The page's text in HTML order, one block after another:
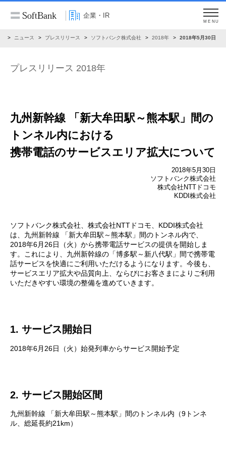
企業・IR
MENU
ニュース プレスリリース ソフトバンク株式会社 2018年 2018年5月30日
プレスリリース 2018年
九州新幹線 「新大牟田駅～熊本駅」間の
トンネル内における
携帯電話のサービスエリア拡大について
2018年5月30日
ソフトバンク株式会社
株式会社NTTドコモ
KDDI株式会社
ソフトバンク株式会社、株式会社NTTドコモ、KDDI株式会社
は、九州新幹線 「新大牟田駅～熊本駅」間のトンネル内で、
2018年6月26日（火）から携帯電話サービスの提供を開始しま
す。これにより、九州新幹線の「博多駅～新八代駅」間で携帯電
話サービスを快適にご利用いただけるようになります。今後も、
サービスエリア拡大や品質向上、ならびにお客さまによりご利用
いただきやすい環境の整備を進めていきます。
1. サービス開始日
2018年6月26日（火）始発列車からサービス開始予定
2. サービス開始区間
九州新幹線 「新大牟田駅～熊本駅」間のトンネル内（9トンネ
ル、総延長約21km）